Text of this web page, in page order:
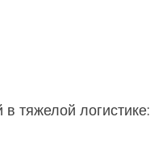
тяжелой логистике: